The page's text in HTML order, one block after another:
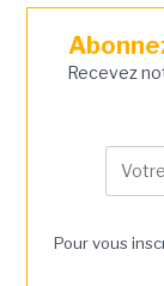
Recevez
Pour vous